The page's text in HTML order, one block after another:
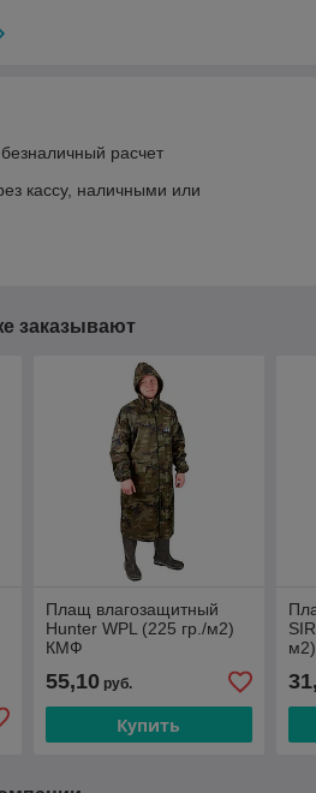
расчет
кассу, наличными или
заказывают
Плащ влагозащитный
Hunter WPL (225 гр./м2)
КМФ
55,10руб.
Купить